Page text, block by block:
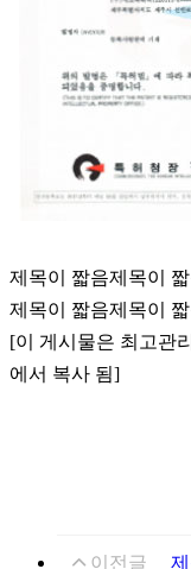
제목이 짧음제목이
제목이 짧음제목이
[이 게시물은 최고관
에서 복사 됨]
이전글